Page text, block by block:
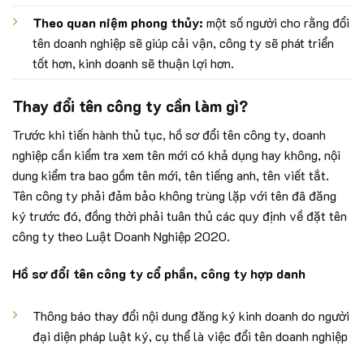
Theo quan niệm phong thủy: một số người cho rằng đổi
tên doanh nghiệp sẽ giúp cải vận, công ty sẽ phát triển
tốt hơn, kinh doanh sẽ thuận lợi hơn.
Thay đổi tên công ty cần làm gì?
Trước khi tiến hành thủ tục, hồ sơ đổi tên công ty, doanh
nghiệp cần kiểm tra xem tên mới có khả dụng hay không, nội
dung kiểm tra bao gồm tên mới, tên tiếng anh, tên viết tắt.
Tên công ty phải đảm bảo không trùng lặp với tên đã đăng
ký trước đó, đồng thời phải tuân thủ các quy định về đặt tên
công ty theo Luật Doanh Nghiệp 2020.
Hồ sơ đổi tên công ty cổ phần, công ty hợp danh
Thông báo thay đổi nội dung đăng ký kinh doanh do người
đại diện pháp luật ký, cụ thể là việc đổi tên doanh nghiệp